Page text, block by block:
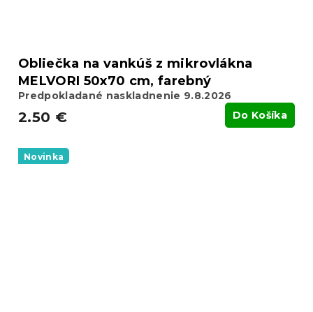
Obliečka na vankúš z mikrovlákna
MELVORI 50x70 cm, farebný
Predpokladané naskladnenie 9.8.2026
2.50 € Do Košíka
Novinka